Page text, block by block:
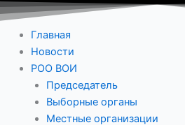
Главная
Новости
РОО ВОИ
Председатель
Выборные органы
Местные организации